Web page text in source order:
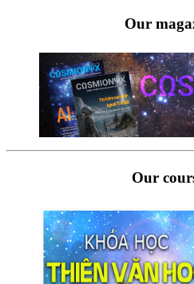
Our
Our